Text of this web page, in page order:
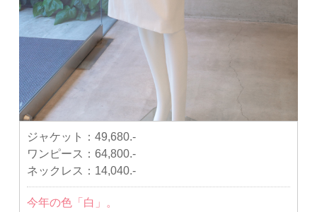
ジャケット： 49,680.-
ワンピース： 64,800.-
ネックレス： 14,040.-
今年の色「白」。